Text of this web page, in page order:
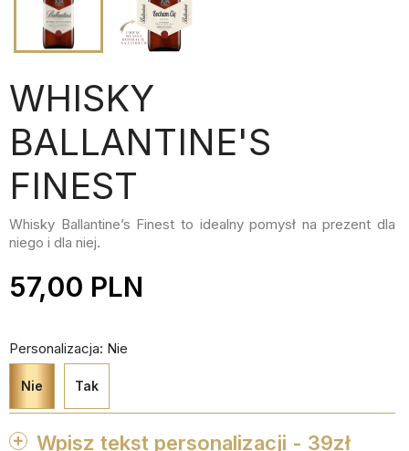
WHISKY
BALLANTINE'S
FINEST
Whisky Ballantine’s Finest to idealny pomysł na prezent dla
niego i dla niej.
57,00 PLN
Wpisz tekst personalizacji - 39zł
Personalizacja: Nie
Nie Tak